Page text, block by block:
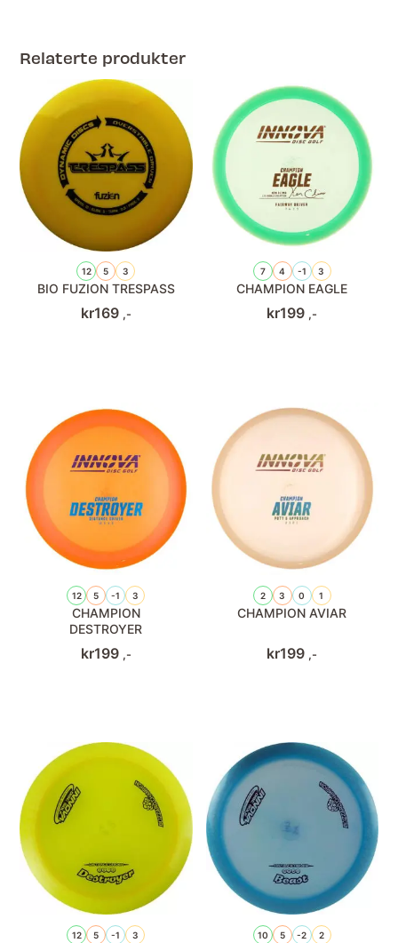
Relaterte produkter
12 5 3
BIO FUZION TRESPASS
kr169 ,-
7 4 -1 3
CHAMPION EAGLE
kr199 ,-
12 5 -1 3
CHAMPION
DESTROYER
kr199 ,-
2 3 0 1
CHAMPION AVIAR
kr199 ,-
12 5 -1 3 10 5 -2 2